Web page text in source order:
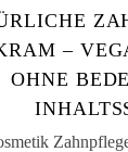
–
OHNE